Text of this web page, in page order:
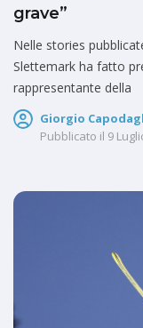
grave”
Nelle stories
Slettemark ha fatto
rappresentante della
Giorgio
Pubblicato il 9